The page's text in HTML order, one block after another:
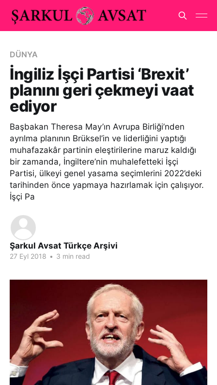
DÜNYA
İngiliz İşçi Partisi ‘Brexit’
planını geri çekmeyi vaat
ediyor
Başbakan Theresa May’ın Avrupa Birliği’nden
ayrılma planının Brüksel’in ve liderliğini yaptığı
muhafazakâr partinin eleştirilerine maruz kaldığı
bir zamanda, İngiltere’nin muhalefetteki İşçi
Partisi, ülkeyi genel yasama seçimlerini 2022’deki
tarihinden önce yapmaya hazırlamak için çalışıyor.
İşçi Pa
Şarkul Avsat Türkçe Arşivi
27 Eyl 2018 • 3 min read